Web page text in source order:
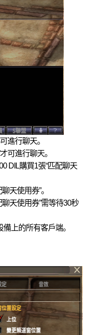
進行聊天。
可進行聊天。
DIL購買1張“匹配聊天
天使用券”。
天使用券”需等待30秒
上的所有客戶端。